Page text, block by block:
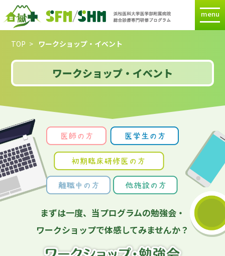
menu
TOP ワークショップ・イベント
ワークショップ・イベント
まずは一度、当プログラムの勉強会・
ワークショップで体感してみませんか？